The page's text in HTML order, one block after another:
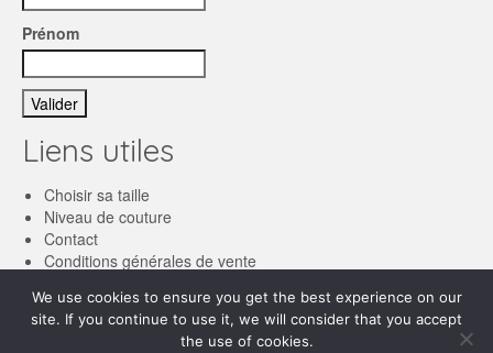
Prénom
Liens utiles
Choisir sa taille
Niveau de couture
Contact
Conditions générales de vente
We use cookies to ensure you get the best experience on our
site. If you continue to use it, we will consider that you accept
the use of cookies.